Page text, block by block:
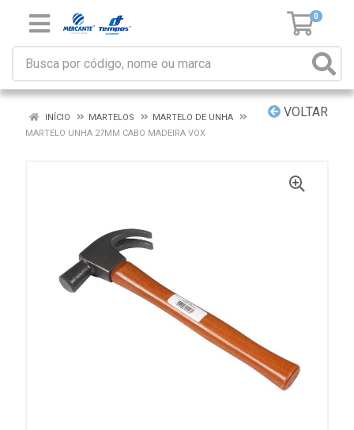
0
VOLTAR
INÍCIO MARTELOS
MARTELO DE UNHA
MARTELO UNHA 27MM CABO MADEIRA VOX